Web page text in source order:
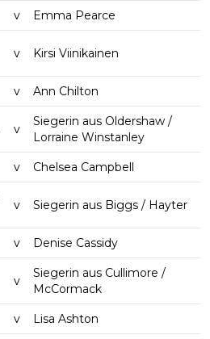
v Emma Pearce
v Kirsi Viinikainen
v Ann Chilton
v
Siegerin aus Oldershaw /
Lorraine Winstanley
v Chelsea Campbell
v Siegerin aus Biggs / Hayter
v Denise Cassidy
v
Siegerin aus Cullimore /
McCormack
v Lisa Ashton